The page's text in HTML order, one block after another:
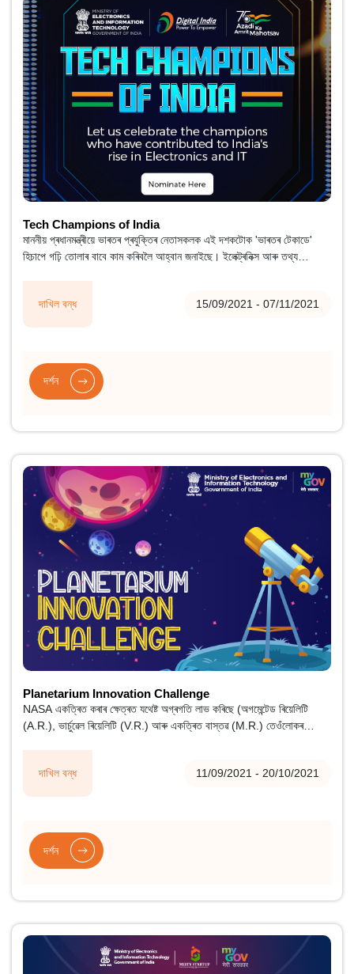
দাখিল বন্ধ 15/09/2021 - 07/11/2021
Tech Champions of India
মাননীয় প্ৰধানমন্ত্ৰীয়ে ভাৰতৰ প্ৰযুক্তিৰ নেতাসকলক এই দশকটোক 'ভাৰতৰ টেকাডে'
হিচাপে গঢ়ি তোলাৰ বাবে কাম কৰিবলৈ আহ্বান জনাইছে। ইলেক্ট্ৰনিক্স আৰু তথ্য
দৰ্শন
দাখিল বন্ধ 11/09/2021 - 20/10/2021
Planetarium Innovation Challenge
NASA একত্ৰিত কৰাৰ ক্ষেত্ৰত যথেষ্ট অগ্ৰগতি লাভ কৰিছে (অগমেন্টেড ৰিয়েলিটি
(A.R.), ভাৰ্চুৱেল ৰিয়েলিটি (V.R.) আৰু একত্ৰিত বাস্তৱ (M.R.) তেওঁলোকৰ
দৰ্শন